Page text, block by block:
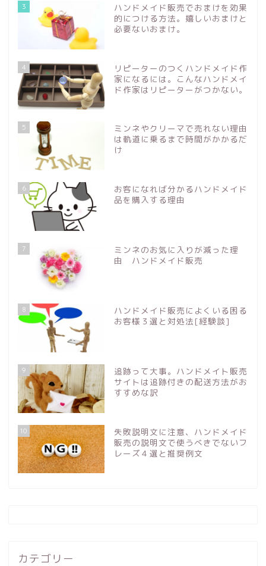
3
ハンドメイド販売でおまけを効果
的につける方法。嬉しいおまけと
必要ないおまけ。
4
リピーターのつくハンドメイド作
家になるには。こんなハンドメイ
ド作家はリピーターがつかない。
5
ミンネやクリーマで売れない理由
は軌道に乗るまで時間がかかるだ
け
6
お客になれば分かるハンドメイド
品を購入する理由
7
ミンネのお気に入りが減った理
由 ハンドメイド販売
8
ハンドメイド販売によくいる困る
お客様３選と対処法[経験談]
9
追跡って大事。ハンドメイト販売
サイトは追跡付きの配送方法がお
すすめな訳
10
失敗説明文に注意、ハンドメイド
販売の説明文で使うべきでないフ
レーズ４選と推奨例文
カテゴリー